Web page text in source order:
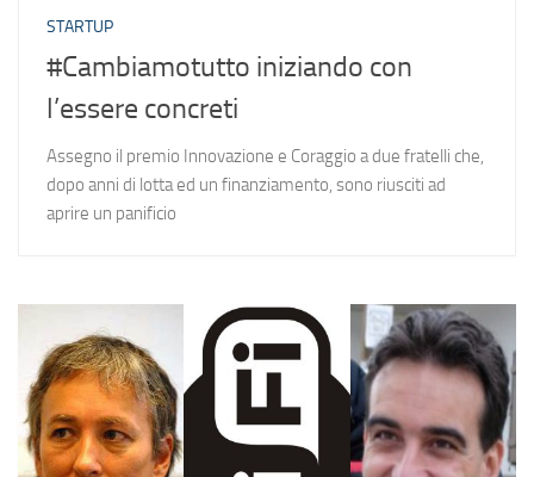
STARTUP
#Cambiamotutto iniziando con
l’essere concreti
Assegno il premio Innovazione e Coraggio a due fratelli che,
dopo anni di lotta ed un finanziamento, sono riusciti ad
aprire un panificio